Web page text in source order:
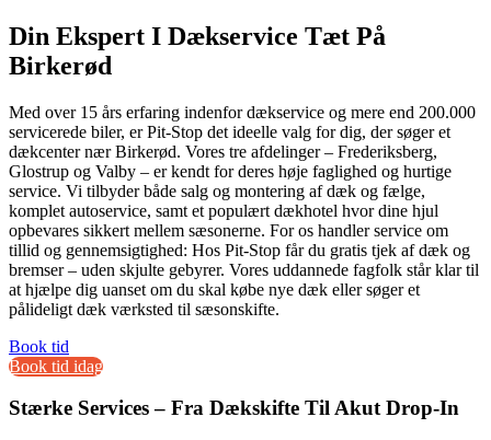
Din Ekspert I Dækservice Tæt På
Birkerød
Med over 15 års erfaring indenfor dækservice og mere end 200.000
servicerede biler, er Pit-Stop det ideelle valg for dig, der søger et
dækcenter nær Birkerød. Vores tre afdelinger – Frederiksberg,
Glostrup og Valby – er kendt for deres høje faglighed og hurtige
service. Vi tilbyder både salg og montering af dæk og fælge,
komplet autoservice, samt et populært dækhotel hvor dine hjul
opbevares sikkert mellem sæsonerne. For os handler service om
tillid og gennemsigtighed: Hos Pit-Stop får du gratis tjek af dæk og
bremser – uden skjulte gebyrer. Vores uddannede fagfolk står klar til
at hjælpe dig uanset om du skal købe nye dæk eller søger et
pålideligt dæk værksted til sæsonskifte.
Book tid
Book tid idag
Stærke Services – Fra Dækskifte Til Akut Drop-In